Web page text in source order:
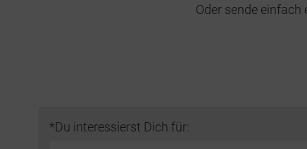
Oder sende einfach
*Du interessierst Dich für: